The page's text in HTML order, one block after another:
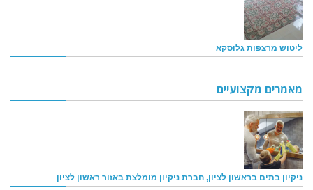
ליטוש מרצפות גלוסקא
מאמרים מקצועיים
ניקיון בתים בראשון לציון, חברת ניקיון מומלצת באזור ראשון לציון